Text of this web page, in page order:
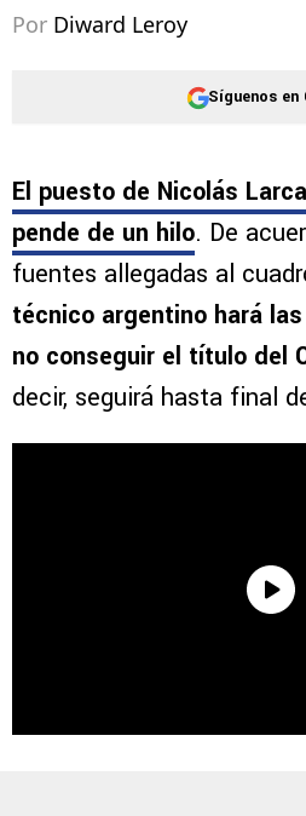
Por Diward Leroy
Síguenos en
El puesto de Nicolás
pende de un hilo. De
fuentes allegadas al
técnico argentino hará
no conseguir el título del
decir, seguirá hasta final